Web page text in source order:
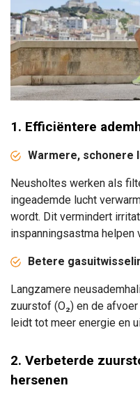
1. Efficiëntere
Warmere, schonere
Neusholtes werken als
ingeademde lucht
wordt. Dit vermindert
inspanningsastma helpen
Betere
Langzamere
zuurstof (O₂) en de
leidt tot meer energie en
2. Verbeterde
hersenen